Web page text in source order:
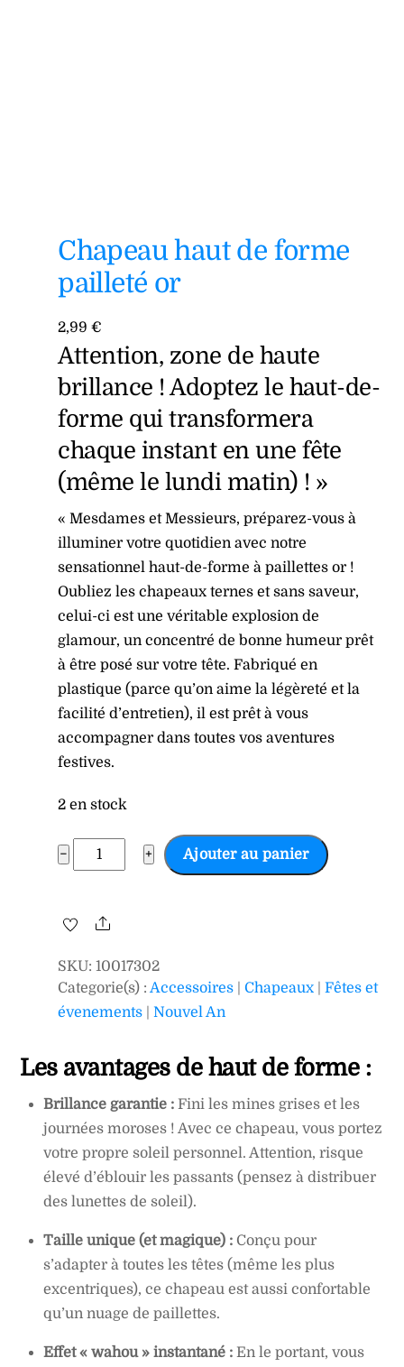
Chapeau haut de forme
pailleté or
2,99€
Attention, zone de haute
brillance ! Adoptez le haut-de-
forme qui transformera
chaque instant en une fête
(même le lundi matin) ! »
« Mesdames et Messieurs, préparez-vous à
illuminer votre quotidien avec notre
sensationnel haut-de-forme à paillettes or !
Oubliez les chapeaux ternes et sans saveur,
celui-ci est une véritable explosion de
glamour, un concentré de bonne humeur prêt
à être posé sur votre tête. Fabriqué en
plastique (parce qu’on aime la légèreté et la
facilité d’entretien), il est prêt à vous
accompagner dans toutes vos aventures
festives.
2 en stock
−
quantité
de
haut
forme
pailleté
or
+ Ajouter au panier
Share
SKU:10017302
Categorie(s) :Accessoires |Chapeaux |Fêtes et
évenements |Nouvel An
Les avantages de haut de forme :
Brillance garantie : Fini les mines grises et les
journées moroses ! Avec ce chapeau, vous portez
votre propre soleil personnel. Attention, risque
élevé d’éblouir les passants (pensez à distribuer
des lunettes de soleil).
Taille unique (et magique) : Conçu pour
s’adapter à toutes les têtes (même les plus
excentriques), ce chapeau est aussi confortable
qu’un nuage de paillettes.
Effet « wahou » instantané : En le portant, vous